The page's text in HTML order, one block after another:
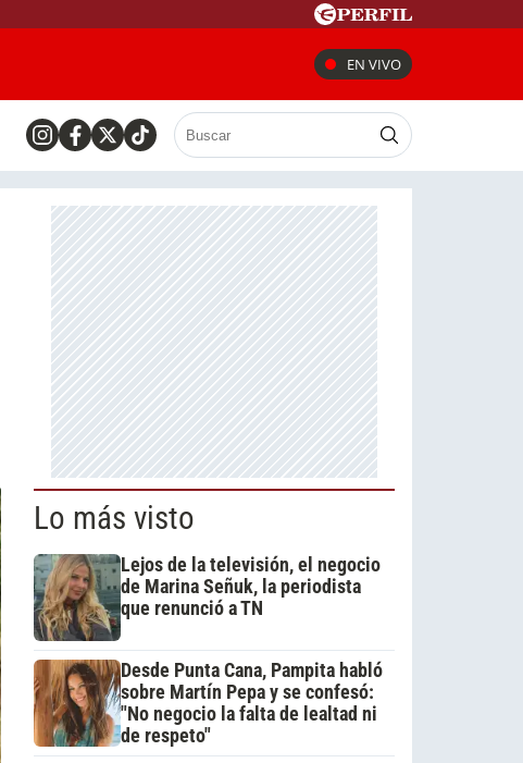
EN VIVO
Lo más visto
Lejos de la televisión, el negocio
de Marina Señuk, la periodista
que renunció a TN
Desde Punta Cana, Pampita habló
sobre Martín Pepa y se confesó:
"No negocio la falta de lealtad ni
de respeto"